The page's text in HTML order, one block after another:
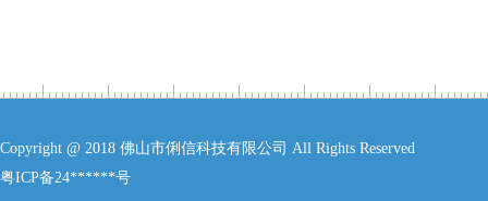
Copyright @ 2018 佛山市俐信科技有限公司 All Rights Reserved
粤ICP备24******号